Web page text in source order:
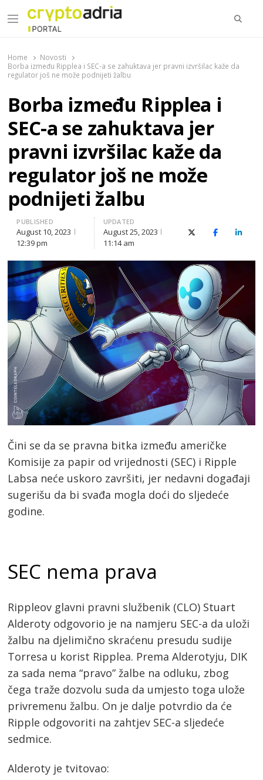
Menu
Home
Novosti
Borba između Ripplea i SEC-a se zahuktava jer pravni izvršilac kaže da
regulator još ne može podnijeti žalbu
Borba između Ripplea i
SEC-a se zahuktava jer
pravni izvršilac kaže da
regulator još ne može
podnijeti žalbu
PUBLISHED
August 10, 2023
12:39 pm
UPDATED
August 25, 2023
11:14 am
X (Twitter)Facebook
Čini se da se pravna bitka između američke
Komisije za papir od vrijednosti (SEC) i Ripple
Labsa neće uskoro završiti, jer nedavni događaji
sugerišu da bi svađa mogla doći do sljedeće
godine.
SEC nema prava
Rippleov glavni pravni službenik (CLO) Stuart
Alderoty odgovorio je na namjeru SEC-a da uloži
žalbu na djelimično skraćenu presudu sudije
Torresa u korist Ripplea. Prema Alderotyju, DIK
za sada nema “pravo” žalbe na odluku, zbog
čega traže dozvolu suda da umjesto toga ulože
privremenu žalbu. On je dalje potvrdio da će
Ripple odgovoriti na zahtjev SEC-a sljedeće
sedmice.
Alderoty je tvitovao: